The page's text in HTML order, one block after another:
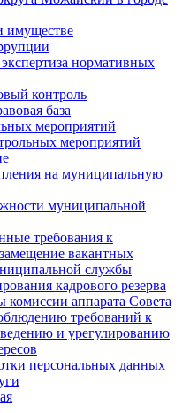
имуществе
нормативных
контроль
база
мероприятий
мероприятий
на муниципальную
муниципальной
требования к
вакантных
службы
кадрового резерва
комиссии аппарата Совета
требований к
и урегулированию
персональных данных